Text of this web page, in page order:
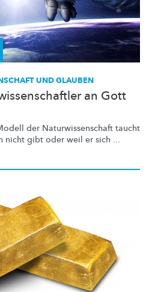
UND GLAUBEN
an Gott
der Naturwissenschaft taucht
nicht gibt oder weil er sich ...